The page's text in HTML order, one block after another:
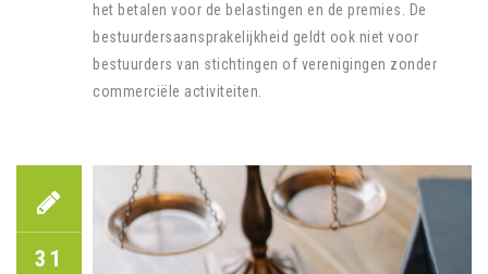
het betalen voor de belastingen en de premies. De
bestuurdersaansprakelijkheid geldt ook niet voor
bestuurders van stichtingen of verenigingen zonder
commerciële activiteiten.
31